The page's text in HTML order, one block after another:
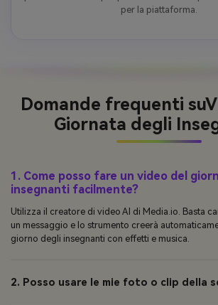
per la piattaforma.
Domande frequenti su
Giornata degli
1. Come posso fare un video del
insegnanti facilmente?
Utilizza il creatore di video AI di Media.io. Basta
un messaggio e lo strumento creerà
giorno degli insegnanti con effetti e musica.
2. Posso usare le mie foto o clip della